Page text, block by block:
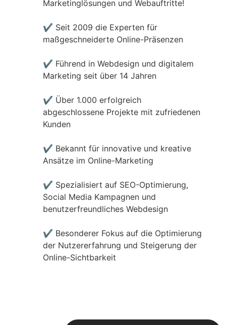
Marketinglösungen und Webauftritte!
✔ Seit 2009 die Experten für
maßgeschneiderte Online-Präsenzen
✔ Führend in Webdesign und digitalem
Marketing seit über 14 Jahren
✔ Über 1.000 erfolgreich
abgeschlossene Projekte mit zufriedenen
Kunden
✔ Bekannt für innovative und kreative
Ansätze im Online-Marketing
✔ Spezialisiert auf SEO-Optimierung,
Social Media Kampagnen und
benutzerfreundliches Webdesign
✔ Besonderer Fokus auf die Optimierung
der Nutzererfahrung und Steigerung der
Online-Sichtbarkeit